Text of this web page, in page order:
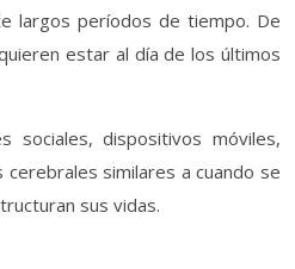
largos períodos de tiempo. De
estar al día de los últimos
sociales, dispositivos móviles,
similares a cuando se
sus vidas.